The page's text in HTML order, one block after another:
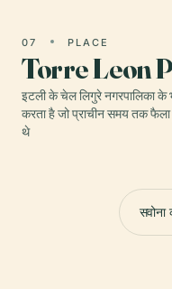
07 PLACE
Torre Leon
इटली के चेल लिगुरे नगरपालिका के
करता है जो प्राचीन समय तक फैला
थे